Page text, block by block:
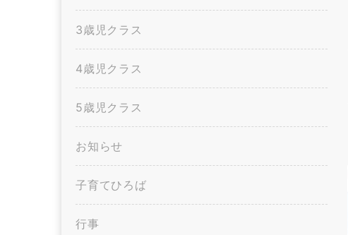
3歳児クラス
4歳児クラス
5歳児クラス
お知らせ
子育てひろば
行事